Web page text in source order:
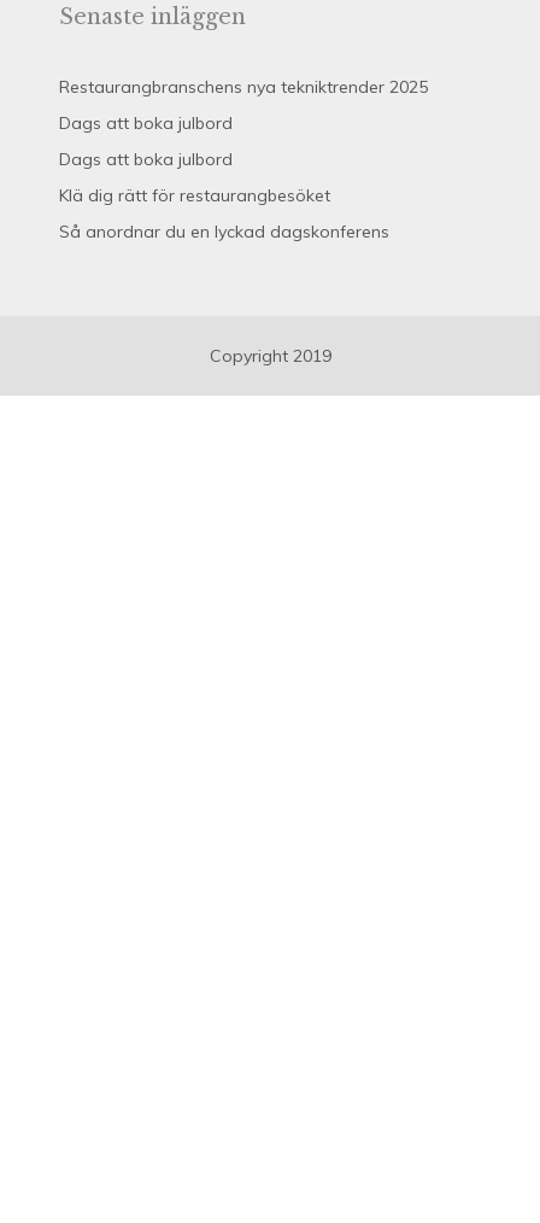
Senaste inläggen
Restaurangbranschens nya tekniktrender 2025
Dags att boka julbord
Dags att boka julbord
Klä dig rätt för restaurangbesöket
Så anordnar du en lyckad dagskonferens